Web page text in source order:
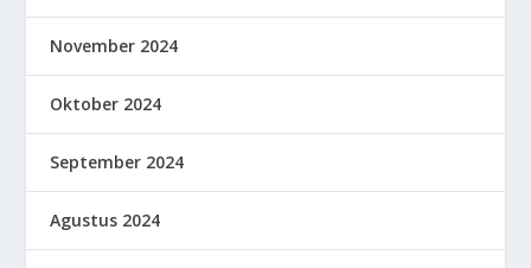
November 2024
Oktober 2024
September 2024
Agustus 2024